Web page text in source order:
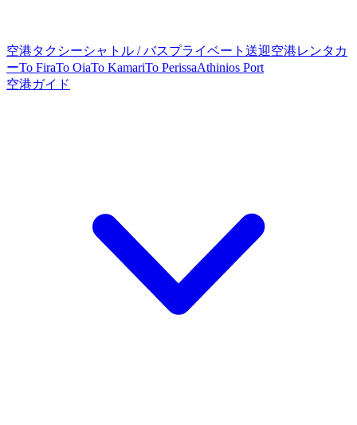
空港タクシーシャトル / バスプライベート送迎空港レンタカ
ーTo FiraTo OiaTo KamariTo PerissaAthinios Port
空港ガイド